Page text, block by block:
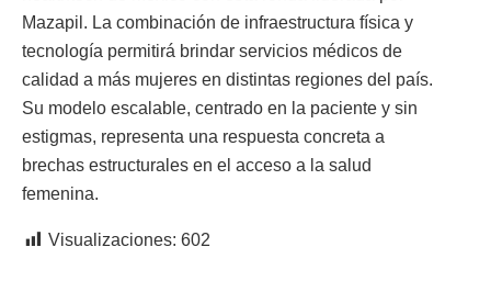
Mazapil. La combinación de infraestructura física y
tecnología permitirá brindar servicios médicos de
calidad a más mujeres en distintas regiones del país.
Su modelo escalable, centrado en la paciente y sin
estigmas, representa una respuesta concreta a
brechas estructurales en el acceso a la salud
femenina.
Visualizaciones: 602